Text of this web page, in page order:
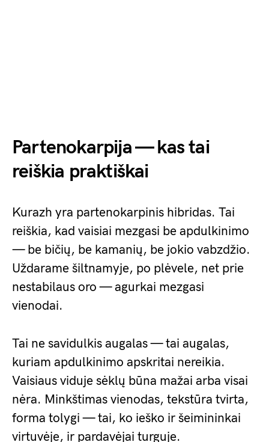
Partenokarpija — kas tai
reiškia praktiškai
Kurazh yra partenokarpinis hibridas. Tai
reiškia, kad vaisiai mezgasi be apdulkinimo
— be bičių, be kamanių, be jokio vabzdžio.
Uždarame šiltnamyje, po plėvele, net prie
nestabilaus oro — agurkai mezgasi
vienodai.
Tai ne savidulkis augalas — tai augalas,
kuriam apdulkinimo apskritai nereikia.
Vaisiaus viduje sėklų būna mažai arba visai
nėra. Minkštimas vienodas, tekstūra tvirta,
forma tolygi — tai, ko ieško ir šeimininkai
virtuvėje, ir pardavėjai turguje.